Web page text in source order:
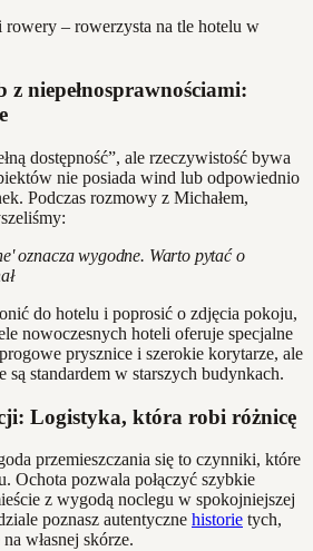
z niepełnosprawnościami:
dostępność”, ale rzeczywistość bywa
nie posiada wind lub odpowiednio
Podczas rozmowy z Michałem,
oznacza wygodne. Warto pytać o
do hotelu i poprosić o zdjęcia pokoju,
nowoczesnych hoteli oferuje specjalne
prysznice i szerokie korytarze, ale
są standardem w starszych budynkach.
Logistyka, która robi różnicę
przemieszczania się to czynniki, które
Ochota pozwala połączyć szybkie
z wygodą noclegu w spokojniejszej
poznasz autentyczne historie tych,
własnej skórze.